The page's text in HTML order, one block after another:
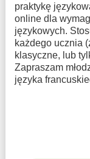
praktykę
online dla
językowych.
każdego ucznia
klasyczne, lub
Zapraszam
języka